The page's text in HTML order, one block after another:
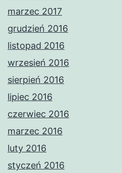
marzec 2017
grudzień 2016
listopad 2016
wrzesień 2016
sierpień 2016
lipiec 2016
czerwiec 2016
marzec 2016
luty 2016
styczeń 2016